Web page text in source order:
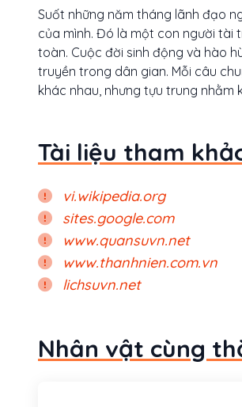
Suốt những năm tháng lãnh đạo
của mình. Đó là một con người tài
toàn. Cuộc đời sinh động và hào
truyền trong dân gian. Mỗi câu
khác nhau, nhưng tựu trung nhằm
Tài liệu tham
vi.wikipedia.org
sites.google.com
www.quansuvn.net
www.thanhnien.com.vn
lichsuvn.net
Nhân vật cùng